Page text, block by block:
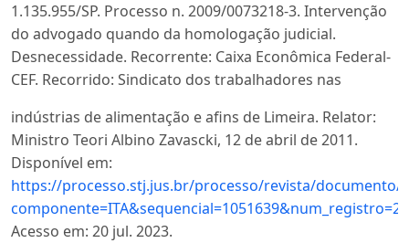
1.135.955/SP. Processo n. 2009/0073218-3. Intervenção
do advogado quando da homologação judicial.
Desnecessidade. Recorrente: Caixa Econômica Federal-
CEF. Recorrido: Sindicato dos trabalhadores nas
indústrias de alimentação e afins de Limeira. Relator:
Ministro Teori Albino Zavascki, 12 de abril de 2011.
Disponível em:
https://processo.stj.jus.br/processo/revista/documento/
Acesso em: 20 jul. 2023.